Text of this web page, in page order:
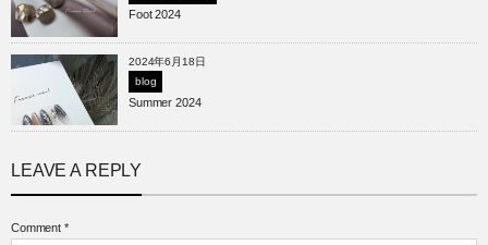
Foot 2024
2024年6月18日
blog
Summer 2024
LEAVE A REPLY
Comment *